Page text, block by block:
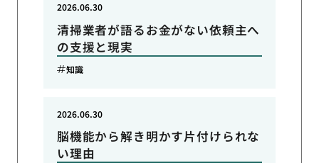
清掃業者が語るお金がない依頼主へ
の支援と現実
2026.06.30
知識
脳機能から解き明かす片付けられな
い理由
2026.06.30